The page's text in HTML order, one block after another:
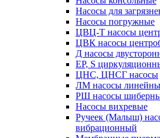
Насосы для
Насосы погружные
ЦВЦ-Т насосы
ЦВК насосы
Д насосы
EP, S
ЦНС, ЦНСГ насосы
ЛМ насосы
РШ насосы
Насосы вихревые
Ручеек (Малыш)
вибрационный